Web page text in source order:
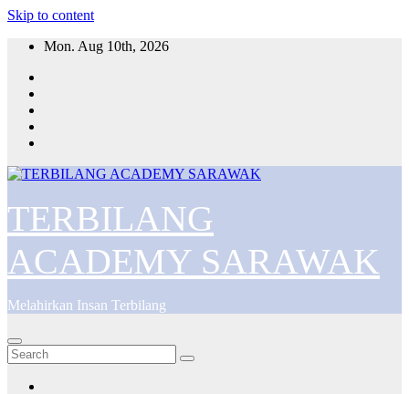
Skip to content
Mon. Aug 10th, 2026
TERBILANG
ACADEMY SARAWAK
Melahirkan Insan Terbilang